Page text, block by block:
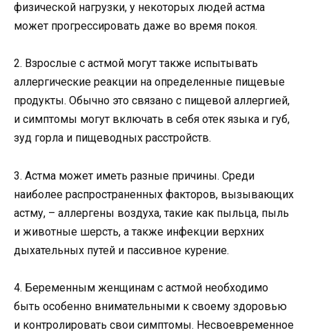
физической нагрузки, у некоторых людей астма
может прогрессировать даже во время покоя.
2. Взрослые с астмой могут также испытывать
аллергические реакции на определенные пищевые
продукты. Обычно это связано с пищевой аллергией,
и симптомы могут включать в себя отек языка и губ,
зуд горла и пищеводных расстройств.
3. Астма может иметь разные причины. Среди
наиболее распространенных факторов, вызывающих
астму, – аллергены воздуха, такие как пыльца, пыль
и животные шерсть, а также инфекции верхних
дыхательных путей и пассивное курение.
4. Беременным женщинам с астмой необходимо
быть особенно внимательными к своему здоровью
и контролировать свои симптомы. Несвоевременное